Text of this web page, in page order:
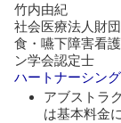
竹内由紀
社会医療法人財
食・嚥下障害看
ン学会認定士
ハートナーシング
アブストラ
は基本料金